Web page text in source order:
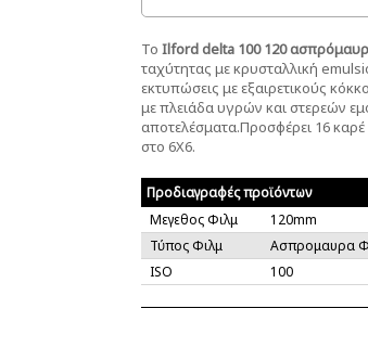
Το Ilford delta 100 120
ταχύτητας με κρυσταλλική
εκτυπώσεις με εξαιρετικούς
με πλειάδα υγρών και στερεών
αποτελέσματα.Προσφέρει 16
στο 6Χ6.
Προδιαγραφές προϊόντων
Μεγεθος Φιλμ
120mm
Τύπος Φιλμ
Ασπρομαυρα
ISO
100